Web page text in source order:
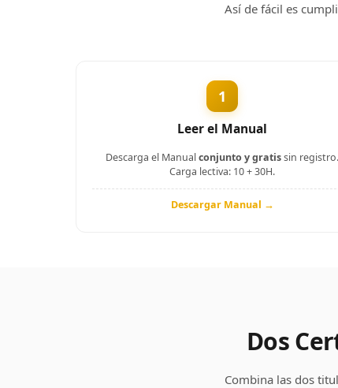
Así de fácil es
1
Leer el Manual
Descarga el Manualconjunto y gratissin registro.
Carga lectiva: 10 + 30H.
Descargar Manual →
Dos
Combina las dos